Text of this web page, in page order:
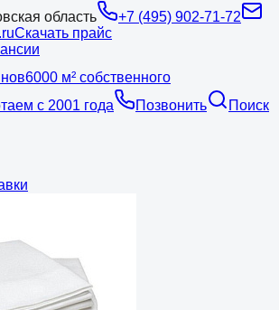
область
+7 (495) 902-71-72
Скачать прайс
6000 м² собственного
с 2001 года Позвонить
Поиск